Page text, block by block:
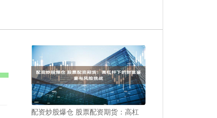
配资炒股爆仓 股票配资期货：高杠